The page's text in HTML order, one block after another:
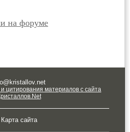
на форуме
цитирования материалов с сайта
Карта сайта